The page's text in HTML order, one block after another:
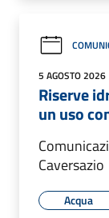
5 AGOSTO 2026
Riserve
un uso
Caversazio
Acqua